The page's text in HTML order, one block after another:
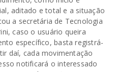
aditado e total e a situação
a secretária de Tecnologia
caso o usuário queira
específico, basta registrá-
daí, cada movimentação
notificará o interessado